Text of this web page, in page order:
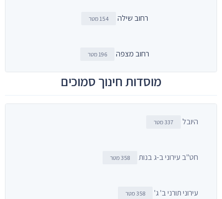
רחוב שילה 154 מטר
רחוב מצפה 196 מטר
מוסדות חינוך סמוכים
היובל 337 מטר
חט"ב עירוני ב-ג בנות 358 מטר
עירוני תורני ב' ג' 358 מטר